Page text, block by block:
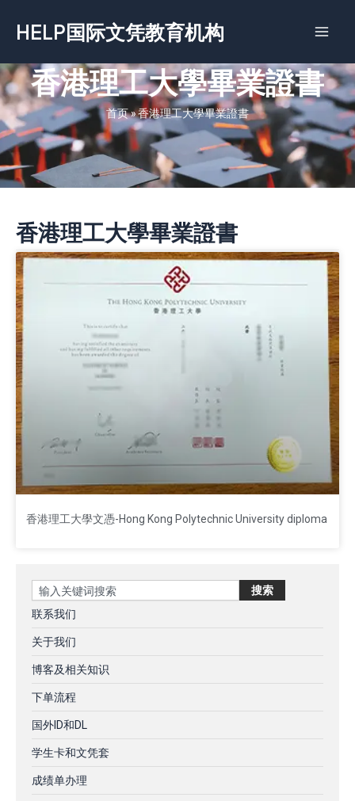
容
HELP国际文凭教育机构
香港理工大學畢業證書
首页»香港理工大學畢業證書
香港理工大學畢業證書
香港理工大學文憑-Hong Kong Polytechnic University diploma
Search 搜索
联系我们
关于我们
博客及相关知识
下单流程
国外ID和DL
学生卡和文凭套
成绩单办理